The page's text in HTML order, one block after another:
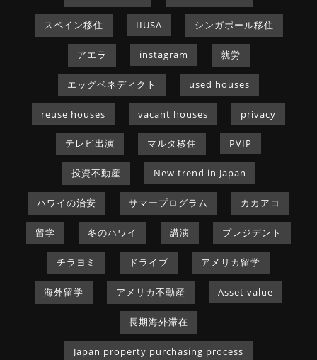
スペイン移住 IIUSA シンガポール移住
アエラ instagram 就労
エッグベネディクト used houses
reuse houses vacant houses privacy
テレビ出演 マルタ移住 PVIP
投資不動産 New trend in Japan
ハワイの治安 サマープログラム カカアコ
留学 冬のハワイ 講演 プレジデント
チラヨミ ドライブ アメリカ留学
海外留学 アメリカ不動産 Asset value
長期海外滞在
Japan property purchasing process